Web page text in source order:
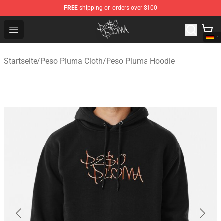
FREE shipping on orders over $100
Open menu
Peso Pluma Store - Official Peso Pluma Merchandise
Startseite/Peso Pluma Cloth/Peso Pluma Hoodie